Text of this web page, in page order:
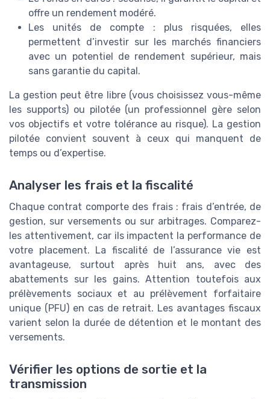
offre un rendement modéré.
Les unités de compte : plus risquées, elles
permettent d’investir sur les marchés financiers
avec un potentiel de rendement supérieur, mais
sans garantie du capital.
La gestion peut être libre (vous choisissez vous-même
les supports) ou pilotée (un professionnel gère selon
vos objectifs et votre tolérance au risque). La gestion
pilotée convient souvent à ceux qui manquent de
temps ou d’expertise.
Analyser les frais et la fiscalité
Chaque contrat comporte des frais : frais d’entrée, de
gestion, sur versements ou sur arbitrages. Comparez-
les attentivement, car ils impactent la performance de
votre placement. La fiscalité de l’assurance vie est
avantageuse, surtout après huit ans, avec des
abattements sur les gains. Attention toutefois aux
prélèvements sociaux et au prélèvement forfaitaire
unique (PFU) en cas de retrait. Les avantages fiscaux
varient selon la durée de détention et le montant des
versements.
Vérifier les options de sortie et la
transmission